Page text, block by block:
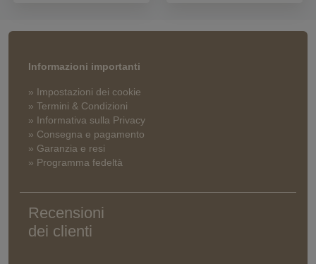
Informazioni importanti
» Impostazioni dei cookie
» Termini & Condizioni
» Informativa sulla Privacy
» Consegna e pagamento
» Garanzia e resi
» Programma fedeltà
Recensioni
dei clienti